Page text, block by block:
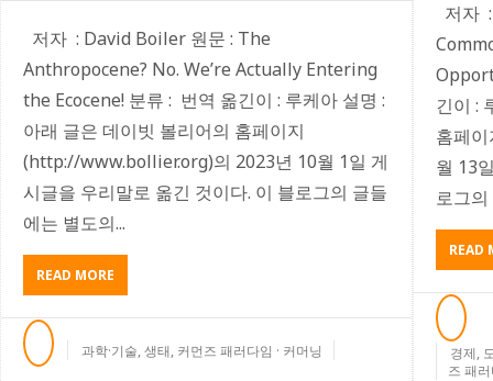
저자 : David Boiler 원문 : The
Anthropocene? No. We’re Actually Entering
the Ecocene! 분류 : 번역 옮긴이 : 루케아 설명 :
아래 글은 데이빗 볼리어의 홈페이지
(http://www.bollier.org)의 2023년 10월 1일 게
시글을 우리말로 옮긴 것이다. 이 블로그의 글들
에는 별도의...
READ MORE
인
류
라
과학·기술,생태, 커먼즈 패러다임 · 커머닝
저자
긴이 :
홈페
월 13
로그의
READ
경제,
즈 패